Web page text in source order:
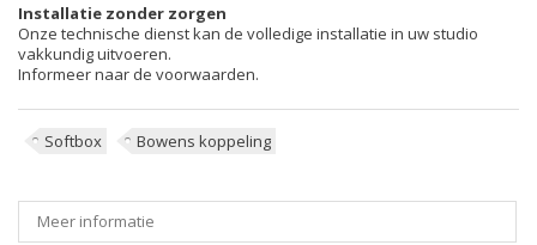
Installatie zonder zorgen
Onze technische dienst kan de volledige installatie in uw studio
vakkundig uitvoeren.
Informeer naar de voorwaarden.
Softbox Bowens koppeling
Meer informatie